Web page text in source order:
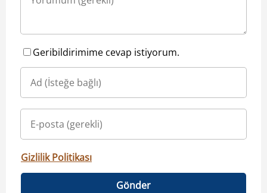
Geribildirimime cevap istiyorum.
Gizlilik Politikası
Gönder